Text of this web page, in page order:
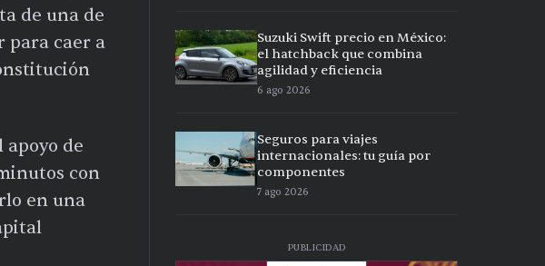
de una de
para caer a
de
con
en una
Suzuki Swift precio en México:
el hatchback que combina
agilidad y eficiencia
6 ago 2026
Seguros para viajes
internacionales: tu guía por
componentes
7 ago 2026
PUBLICIDAD